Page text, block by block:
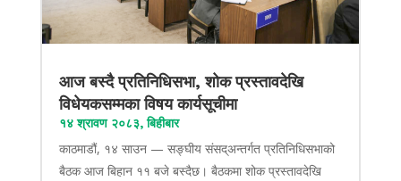
आज बस्दै प्रतिनिधिसभा, शोक प्रस्तावदेखि
विधेयकसम्मका विषय कार्यसूचीमा
१४ श्रावण २०८३, बिहीबार
काठमाडौं, १४ साउन — सङ्घीय संसद्अन्तर्गत प्रतिनिधिसभाको
बैठक आज बिहान ११ बजे बस्दैछ। बैठकमा शोक प्रस्तावदेखि